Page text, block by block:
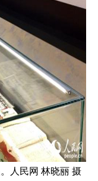
人民网 林晓丽 摄